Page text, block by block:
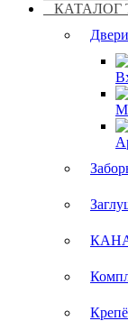
КАТАЛОГ
Двери